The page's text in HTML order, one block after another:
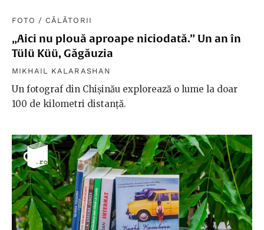
FOTO / CĂLĂTORII
„Aici nu plouă aproape niciodată.” Un an în
Tülü Küü, Găgăuzia
MIKHAIL KALARASHAN
Un fotograf din Chișinău explorează o lume la doar
100 de kilometri distanță.